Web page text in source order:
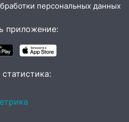
во время шторма на
«Ауди» упало дерево
выгорела кухня в
персональных данных
приложение: